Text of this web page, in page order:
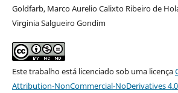
Goldfarb, Marco Aurelio Calixto Ribeiro de
Virginia Salgueiro Gondim
Este trabalho está licenciado sob uma licença
Attribution-NonCommercial-NoDerivatives